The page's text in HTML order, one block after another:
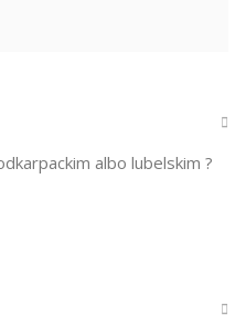
albo lubelskim ?